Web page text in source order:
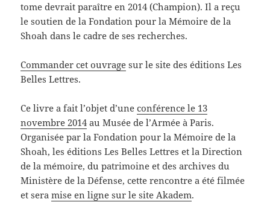
tome devrait paraître en 2014 (Champion). Il a reçu
le soutien de la Fondation pour la Mémoire de la
Shoah dans le cadre de ses recherches.
Commander cet ouvrage sur le site des éditions Les
Belles Lettres.
Ce livre a fait l’objet d’uneconférence le 13
novembre 2014au Musée de l’Armée à Paris.
Organisée par la Fondation pour la Mémoire de la
Shoah, les éditions Les Belles Lettres et la Direction
de la mémoire, du patrimoine et des archives du
Ministère de la Défense, cette rencontre a été filmée
et seramise en ligne sur le site Akadem.